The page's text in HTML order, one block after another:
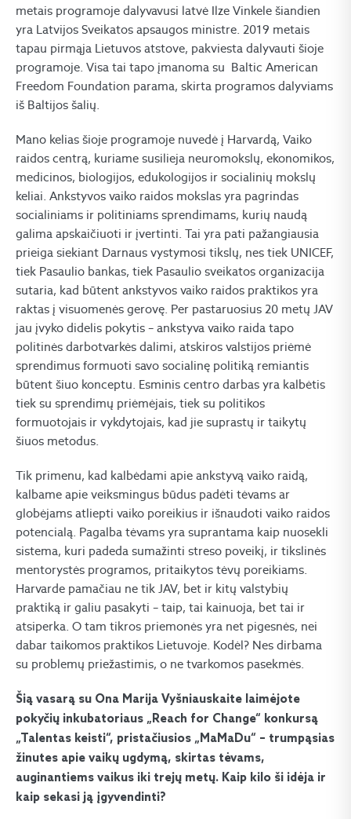
metais programoje dalyvavusi latvė Ilze Vinkele šiandien
yra Latvijos Sveikatos apsaugos ministre. 2019 metais
tapau pirmąja Lietuvos atstove, pakviesta dalyvauti šioje
programoje. Visa tai tapo įmanoma su Baltic American
Freedom Foundation parama, skirta programos dalyviams
iš Baltijos šalių.
Mano kelias šioje programoje nuvedė į Harvardą, Vaiko
raidos centrą, kuriame susilieja neuromokslų, ekonomikos,
medicinos, biologijos, edukologijos ir socialinių mokslų
keliai. Ankstyvos vaiko raidos mokslas yra pagrindas
socialiniams ir politiniams sprendimams, kurių naudą
galima apskaičiuoti ir įvertinti. Tai yra pati pažangiausia
prieiga siekiant Darnaus vystymosi tikslų, nes tiek UNICEF,
tiek Pasaulio bankas, tiek Pasaulio sveikatos organizacija
sutaria, kad būtent ankstyvos vaiko raidos praktikos yra
raktas į visuomenės gerovę. Per pastaruosius 20 metų JAV
jau įvyko didelis pokytis – ankstyva vaiko raida tapo
politinės darbotvarkės dalimi, atskiros valstijos priėmė
sprendimus formuoti savo socialinę politiką remiantis
būtent šiuo konceptu. Esminis centro darbas yra kalbėtis
tiek su sprendimų priėmėjais, tiek su politikos
formuotojais ir vykdytojais, kad jie suprastų ir taikytų
šiuos metodus.
Tik primenu, kad kalbėdami apie ankstyvą vaiko raidą,
kalbame apie veiksmingus būdus padėti tėvams ar
globėjams atliepti vaiko poreikius ir išnaudoti vaiko raidos
potencialą. Pagalba tėvams yra suprantama kaip nuosekli
sistema, kuri padeda sumažinti streso poveikį, ir tikslinės
mentorystės programos, pritaikytos tėvų poreikiams.
Harvarde pamačiau ne tik JAV, bet ir kitų valstybių
praktiką ir galiu pasakyti – taip, tai kainuoja, bet tai ir
atsiperka. O tam tikros priemonės yra net pigesnės, nei
dabar taikomos praktikos Lietuvoje. Kodėl? Nes dirbama
su problemų priežastimis, o ne tvarkomos pasekmės.
Šią vasarą su Ona Marija Vyšniauskaite laimėjote
pokyčių inkubatoriaus „Reach for Change“ konkursą
„Talentas keisti“, pristačiusios „MaMaDu“ – trumpąsias
žinutes apie vaikų ugdymą, skirtas tėvams,
auginantiems vaikus iki trejų metų. Kaip kilo ši idėja ir
kaip sekasi ją įgyvendinti?